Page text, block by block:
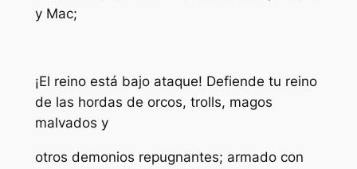
y Mac;
¡El reino está bajo ataque! Defiende tu reino
de las hordas de orcos, trolls, magos
malvados y
otros demonios repugnantes; armado con